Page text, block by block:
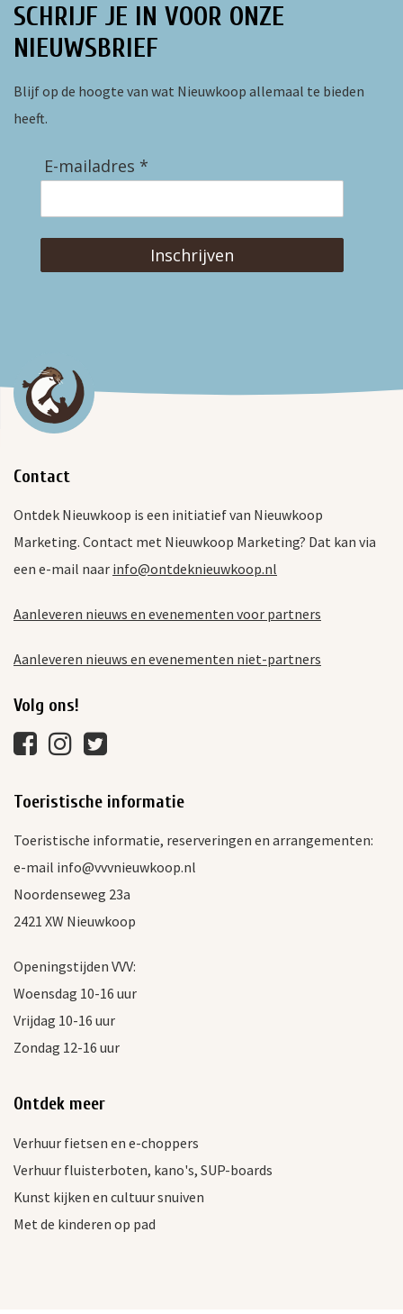
SCHRIJF JE IN VOOR ONZE
NIEUWSBRIEF
Blijf op de hoogte van wat Nieuwkoop allemaal te bieden
heeft.
E-mailadres *
Inschrijven
Contact
Ontdek Nieuwkoop is een initiatief van Nieuwkoop
Marketing. Contact met Nieuwkoop Marketing? Dat kan via
een e-mail naar info@ontdeknieuwkoop.nl
Aanleveren nieuws en evenementen voor partners
Aanleveren nieuws en evenementen niet-partners
Volg ons!
Toeristische informatie
Toeristische informatie, reserveringen en arrangementen:
e-mail info@vvvnieuwkoop.nl
Noordenseweg 23a
2421 XW Nieuwkoop
Openingstijden VVV:
Woensdag 10-16 uur
Vrijdag 10-16 uur
Zondag 12-16 uur
Ontdek meer
Verhuur fietsen en e-choppers
Verhuur fluisterboten, kano's, SUP-boards
Kunst kijken en cultuur snuiven
Met de kinderen op pad